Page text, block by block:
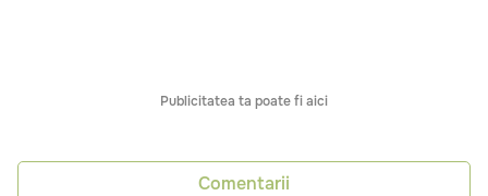
Publicitatea ta poate fi aici
Comentarii